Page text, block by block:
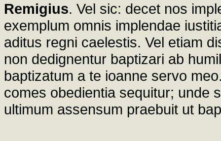
Remigius. Vel sic: decet nos
exemplum omnis implendae
aditus regni caelestis. Vel etiam
non dedignentur baptizari ab
baptizatum a te ioanne servo
comes obedientia sequitur; unde
ultimum assensum praebuit ut